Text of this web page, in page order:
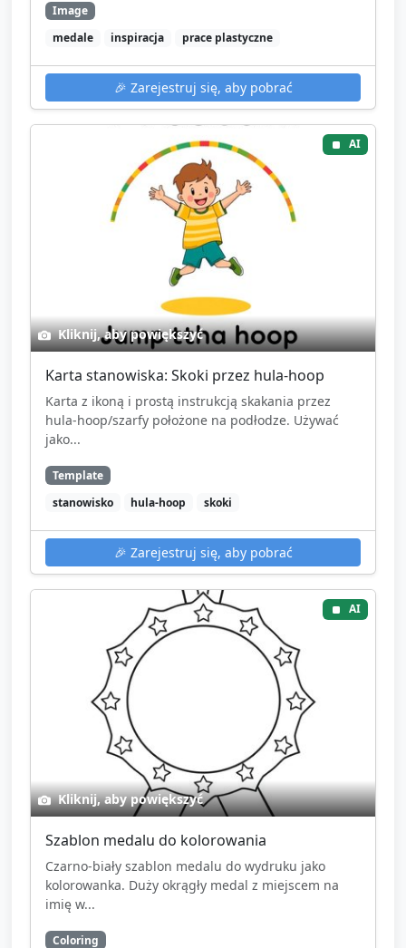
Image
medale
inspiracja prace plastyczne
🎉 Zarejestruj się, aby pobrać
AI
Kliknij, aby powiększyć
Karta stanowiska: Skoki przez hula‑hoop
Karta z ikoną i prostą instrukcją skakania przez
hula‑hoop/szarfy położone na podłodze. Używać
jako...
Template
stanowisko
hula-hoop skoki
🎉 Zarejestruj się, aby pobrać
AI
Kliknij, aby powiększyć
Szablon medalu do kolorowania
Czarno‑biały szablon medalu do wydruku jako
kolorowanka. Duży okrągły medal z miejscem na
imię w...
Coloring